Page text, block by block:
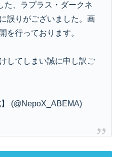
た、ラプラス・ダークネ
誤りがございました。画
を行っております。
してしまい誠に申し訳ご
(@NepoX_ABEMA)